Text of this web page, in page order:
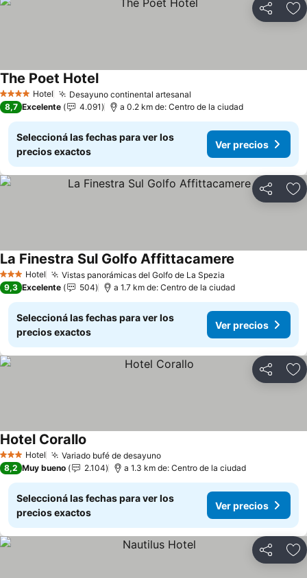
Compartir
4 EstrellasHotel Desayuno continental artesanal
The Poet HotelVer precios
8,7 Excelente 4.091 a 0.2 km de: Centro de la ciudad
Seleccioná las fechas para ver los
precios exactos
Ver precios
Compartir
3 Estrellas
Hotel Vistas panorámicas del Golfo de La Spezia
La Finestra Sul Golfo Affittacamere
9,3 Excelente 504 a 1.7 km de: Centro de la ciudad
Seleccioná las fechas para ver los
precios exactos
Ver precios
Compartir
3 Estrellas
Hotel Variado bufé de desayunoVer precios
Hotel Corallo
8,2 Muy bueno 2.104 a 1.3 km de: Centro de la ciudad
Seleccioná las fechas para ver los
precios exactos
Ver precios
Compartir